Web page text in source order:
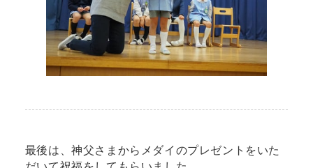
最後は、神父さまからメダイのプレゼントをいた